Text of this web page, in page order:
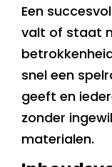
Een
valt of staat
snel een
geeft en
zonder
materialen.